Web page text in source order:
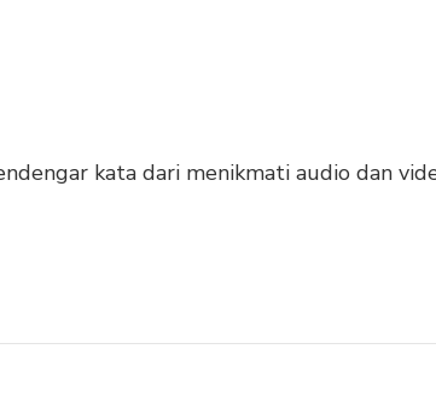
kata dari menikmati audio dan